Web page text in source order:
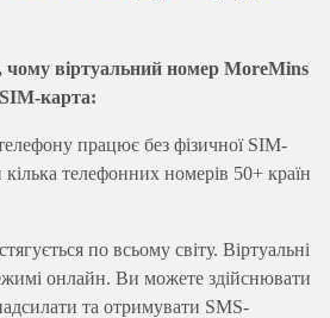
чому віртуальний номер MoreMins
карта:
працює без фізичної SIM-
телефонних номерів 50+ країн
по всьому світу. Віртуальні
онлайн. Ви можете здійснювати
та отримувати SMS-